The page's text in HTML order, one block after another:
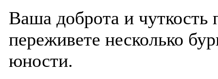
Ваша доброта и
переживете несколько
юности.